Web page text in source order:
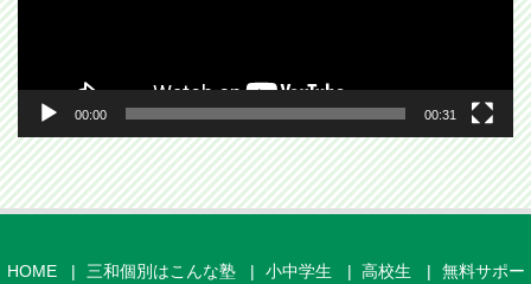
ヤ
ー
00:00 00:31
HOME 三和個別はこんな塾 小中学生 高校生
無料サポー